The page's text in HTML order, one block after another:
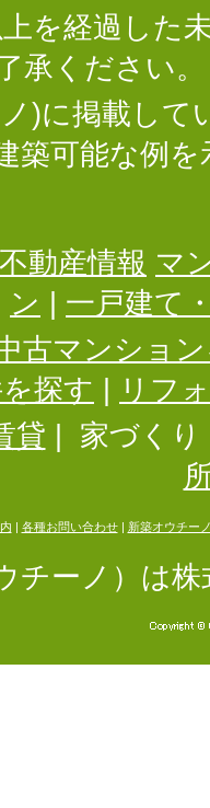
を経過した
承ください。
)に掲載して
築可能な例
不動産情報 マ
ン
一戸建て
古マンショ
探す
リフ
貸
家づくり
各種お問い合わせ| 新築オウチー
チーノ）は